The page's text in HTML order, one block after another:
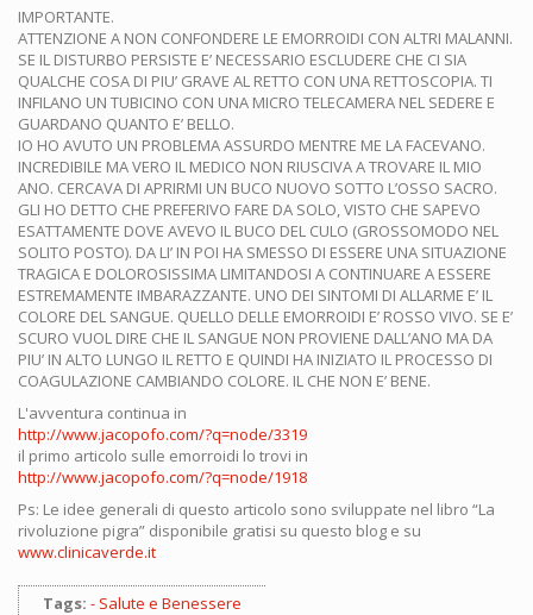
IMPORTANTE.
ATTENZIONE A NON CONFONDERE LE EMORROIDI CON ALTRI MALANNI.
SE IL DISTURBO PERSISTE E’ NECESSARIO ESCLUDERE CHE CI SIA
QUALCHE COSA DI PIU’ GRAVE AL RETTO CON UNA RETTOSCOPIA. TI
INFILANO UN TUBICINO CON UNA MICRO TELECAMERA NEL SEDERE E
GUARDANO QUANTO E’ BELLO.
IO HO AVUTO UN PROBLEMA ASSURDO MENTRE ME LA FACEVANO.
INCREDIBILE MA VERO IL MEDICO NON RIUSCIVA A TROVARE IL MIO
ANO. CERCAVA DI APRIRMI UN BUCO NUOVO SOTTO L’OSSO SACRO.
GLI HO DETTO CHE PREFERIVO FARE DA SOLO, VISTO CHE SAPEVO
ESATTAMENTE DOVE AVEVO IL BUCO DEL CULO (GROSSOMODO NEL
SOLITO POSTO). DA LI’ IN POI HA SMESSO DI ESSERE UNA SITUAZIONE
TRAGICA E DOLOROSISSIMA LIMITANDOSI A CONTINUARE A ESSERE
ESTREMAMENTE IMBARAZZANTE. UNO DEI SINTOMI DI ALLARME E’ IL
COLORE DEL SANGUE. QUELLO DELLE EMORROIDI E’ ROSSO VIVO. SE E’
SCURO VUOL DIRE CHE IL SANGUE NON PROVIENE DALL’ANO MA DA
PIU’ IN ALTO LUNGO IL RETTO E QUINDI HA INIZIATO IL PROCESSO DI
COAGULAZIONE CAMBIANDO COLORE. IL CHE NON E’ BENE.
L'avventura continua in
http://www.jacopofo.com/?q=node/3319
il primo articolo sulle emorroidi lo trovi in
http://www.jacopofo.com/?q=node/1918
Ps: Le idee generali di questo articolo sono sviluppate nel libro “La
rivoluzione pigra” disponibile gratisi su questo blog e su
www.clinicaverde.it
Tags:
Salute e Benessere